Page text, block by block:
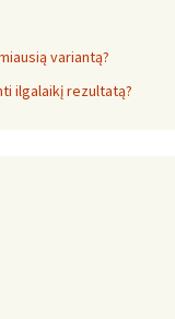
variantą?
ilgalaikį rezultatą?